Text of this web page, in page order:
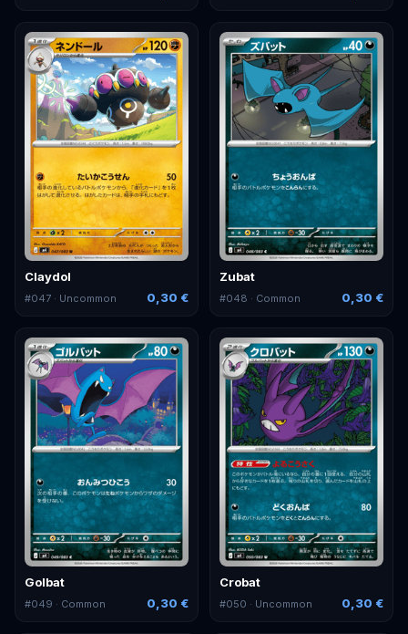
Claydol
#047 · Uncommon 0,30 €
Zubat
#048 · Common 0,30 €
Golbat
#049 · Common 0,30 €
Crobat
#050 · Uncommon 0,30 €